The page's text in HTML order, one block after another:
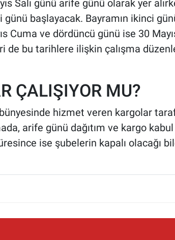
Salı günü arife günü olarak yer
başlayacak. Bayramın ikinci
Cuma ve dördüncü günü ise 30
de bu tarihlere ilişkin çalışma
ÇALIŞIYOR MU?
hizmet veren kargolar
arife günü dağıtım ve kargo kabul
ise şubelerin kapalı olacağı